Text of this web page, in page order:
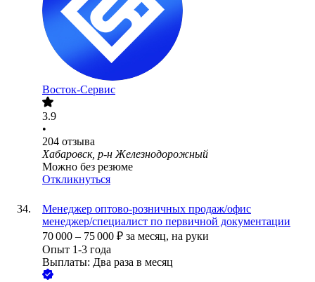
Восток-Сервис
3.9
•
204 отзыва
Хабаровск, р-н Железнодорожный
Можно без резюме
Откликнуться
Менеджер оптово-розничных продаж/офис
менеджер/специалист по первичной документации
70 000 – 75 000 ₽ за месяц, на руки
Опыт 1-3 года
Выплаты: Два раза в месяц